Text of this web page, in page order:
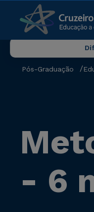
Pós-Graduação
- 6